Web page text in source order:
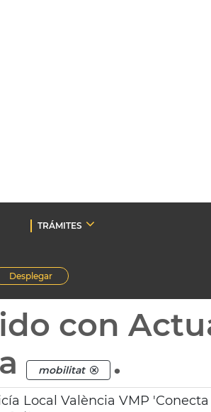
TRÁMITES
Desplegar
con
mobilitat .
Local València VMP